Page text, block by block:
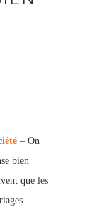
– On
bien
que les